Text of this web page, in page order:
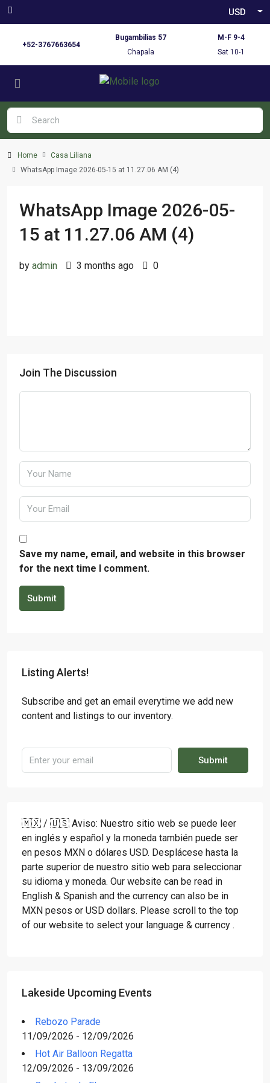
USD
+52-3767663654
Bugambilias 57
Chapala
M-F 9-4
Sat 10-1
Home
Casa Liliana
WhatsApp Image 2026-05-15 at 11.27.06 AM (4)
WhatsApp Image 2026-05-
15 at 11.27.06 AM (4)
by admin 3 months ago 0
Join The Discussion
Save my name, email, and website in this browser
for the next time I comment.
Submit
Listing Alerts!
Subscribe and get an email everytime we add new
content and listings to our inventory.
Submit
🇲🇽 / 🇺🇸 Aviso: Nuestro sitio web se puede leer
en inglés y español y la moneda también puede ser
en pesos MXN o dólares USD. Desplácese hasta la
parte superior de nuestro sitio web para seleccionar
su idioma y moneda. Our website can be read in
English & Spanish and the currency can also be in
MXN pesos or USD dollars. Please scroll to the top
of our website to select your language & currency .
Lakeside Upcoming Events
Rebozo Parade
11/09/2026 - 12/09/2026
Hot Air Balloon Regatta
12/09/2026 - 13/09/2026